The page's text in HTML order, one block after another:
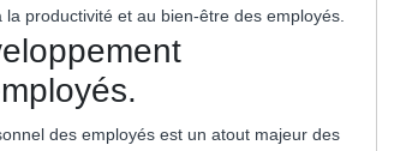
productivité et au bien-être des employés.
des employés est un atout majeur des